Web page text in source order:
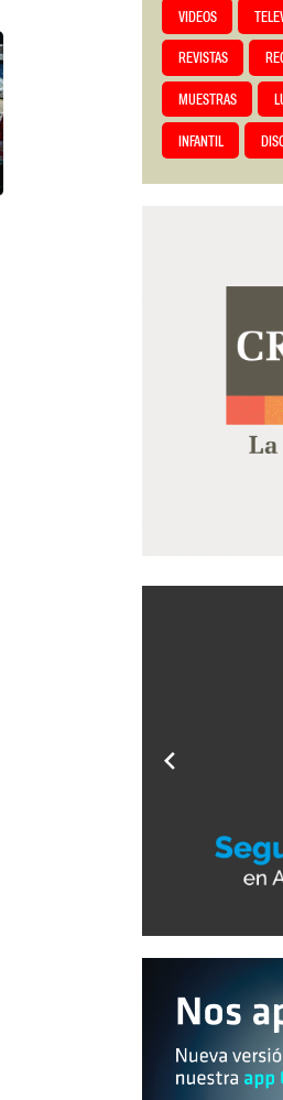
VIDEOS
REVISTAS
MUESTRAS
INFANTIL